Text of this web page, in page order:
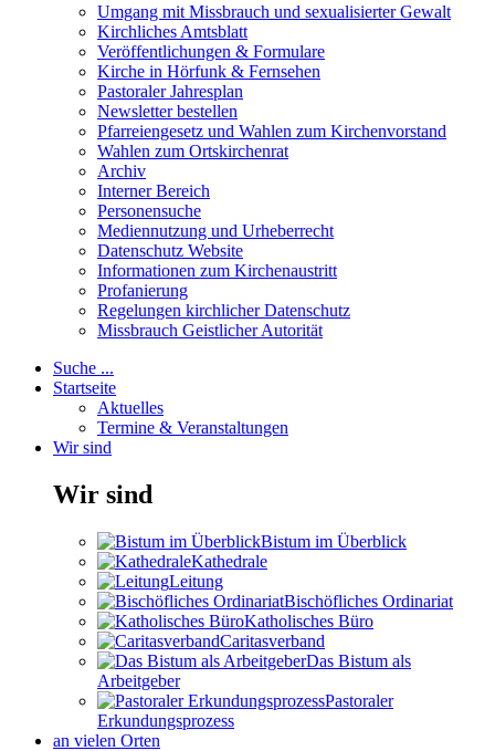
Umgang mit Missbrauch und sexualisierter Gewalt
Kirchliches Amtsblatt
Veröffentlichungen & Formulare
Kirche in Hörfunk & Fernsehen
Pastoraler Jahresplan
Newsletter bestellen
Pfarreiengesetz und Wahlen zum Kirchenvorstand
Wahlen zum Ortskirchenrat
Archiv
Interner Bereich
Personensuche
Mediennutzung und Urheberrecht
Datenschutz Website
Informationen zum Kirchenaustritt
Profanierung
Regelungen kirchlicher Datenschutz
Missbrauch Geistlicher Autorität
Suche ...
Startseite
Aktuelles
Termine & Veranstaltungen
Wir sind
Wir sind
Bistum im Überblick
Kathedrale
Leitung
Bischöfliches Ordinariat
Katholisches Büro
Caritasverband
Das Bistum als
Arbeitgeber
Pastoraler
Erkundungsprozess
an vielen Orten